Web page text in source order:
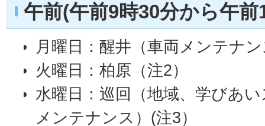
午前(午前9時30分から午前
月曜日：醒井（車両メンテナ
火曜日：柏原（注2）
水曜日：巡回（地域、学びあ
メンテナンス）(注3）